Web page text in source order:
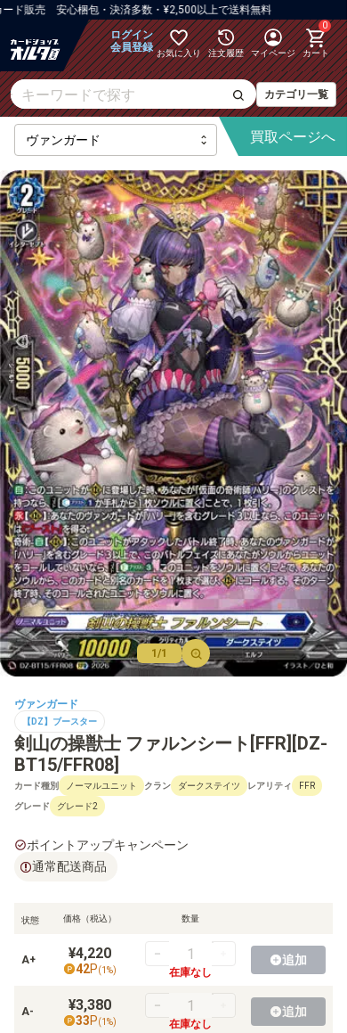
販売 安心梱包・決済多数・¥2,500以上で送料無料
ログイン
会員登録 お気に入り 注文履歴 マイページ
0
カート
カテゴリ一覧
最新弾
【DZ】ブースター
【DZ】その他ブースター
【DZ】デッキなど
【D】ブースター
【D】その他ブースター
【D】デッキなど
【DPR】PRカード
買取ページへ
1/1
ヴァンガード
【DZ】ブースター
剣山の操獣士 ファルンシート[FFR][DZ-
BT15/FFR08]
カード種別 ノーマルユニット クラン ダークステイツ レアリティ FFR
グレード グレード2
ポイントアップキャンペーン
通常配送商品
状態 価格（税込） 数量
A+ ¥4,220
42P(1%) 在庫なし
追加
A- ¥3,380
33P(1 %) 在庫なし
追加